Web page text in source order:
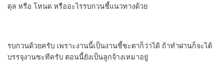
ดุล หรือ โหนด หรืออะไรรบกวนชี้แนวทางด้วย
รบกวนด้วยครับ เพราะงานนี้เป็นงานชี้ชะตาก็ว่าได้ ถ้าทำผ่านก็จะได้
บรรจุงานซะทีครับ ตอนนี้ยังเป็นลูกจ้างเหมาอยู่